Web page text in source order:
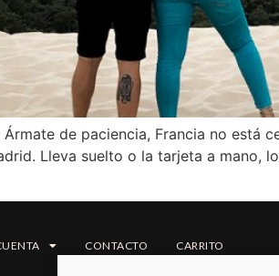
de paciencia, Francia no está
Lleva suelto o la tarjeta a mano,
CONTACTO CARRITO